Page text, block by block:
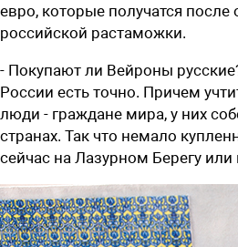
евро, которые получатся
российской растаможки.
- Покупают ли Вейроны
России есть точно. Причем
люди - граждане мира, у них
странах. Так что немало
сейчас на Лазурном Берегу